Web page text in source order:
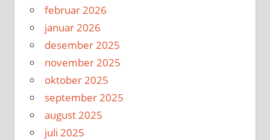
februar 2026
januar 2026
desember 2025
november 2025
oktober 2025
september 2025
august 2025
juli 2025